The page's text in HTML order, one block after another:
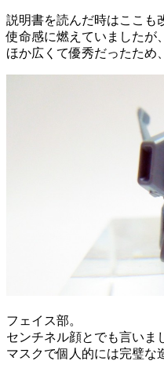
説明書を読んだ時はここも
使命感に燃えていましたが
ほか広くて優秀だったため
フェイス部。
センチネル顔とでも言いま
マスクで個人的には完璧な